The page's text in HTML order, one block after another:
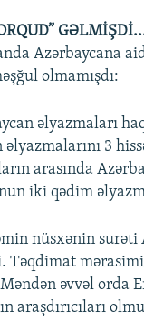
Azərbaycana
olmamışdı:
əlyazmaları
əlyazmalarını 3
arasında
iki qədim
nüsxənin
əvvəl orda
araşdırıcıları